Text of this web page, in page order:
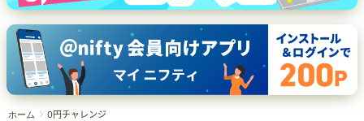
ホーム 0円チャレンジ